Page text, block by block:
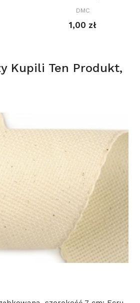
DMC
1,00 zł
Kupili Ten Produkt,